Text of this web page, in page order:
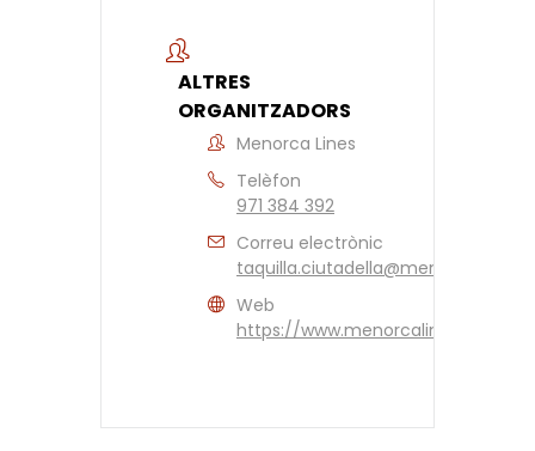
ALTRES
ORGANITZADORS
Menorca Lines
Telèfon
971 384 392
Correu electrònic
Web
https://www.menorcalines.com/